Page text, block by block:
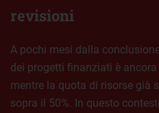
revisioni
A pochi mesi dalla
dei progetti finanziati è
mentre la quota di risorse già
sopra il 50%. In questo